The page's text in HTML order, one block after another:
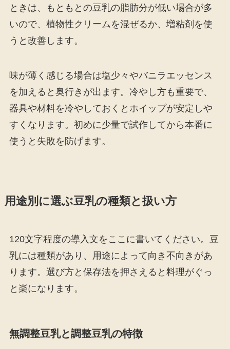
ときは、もともとの豆乳の脂肪分が低い場合が多
いので、植物性クリームを混ぜるか、増粘剤を使
うと改善します。
味が薄く感じる場合は塩少々やバニラエッセンス
を加えると奥行きが出ます。冷やし方も重要で、
器具や材料を冷やしておくとホイップが安定しや
すくなります。初めに少量で試作してから本番に
使うと失敗を防げます。
用途別に選ぶ豆乳の種類と扱い方
120文字程度の導入文をここに書いてください。豆
乳には種類があり、用途によって向き不向きがあ
ります。選び方と保存法を押さえると料理がぐっ
と楽になります。
無調整豆乳と調整豆乳の特徴